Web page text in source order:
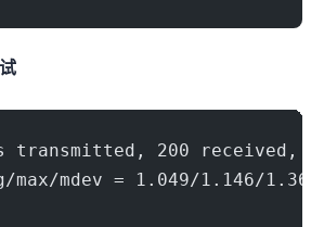
试
transmitted, 200 received,
mdev = 1.049/1.146/